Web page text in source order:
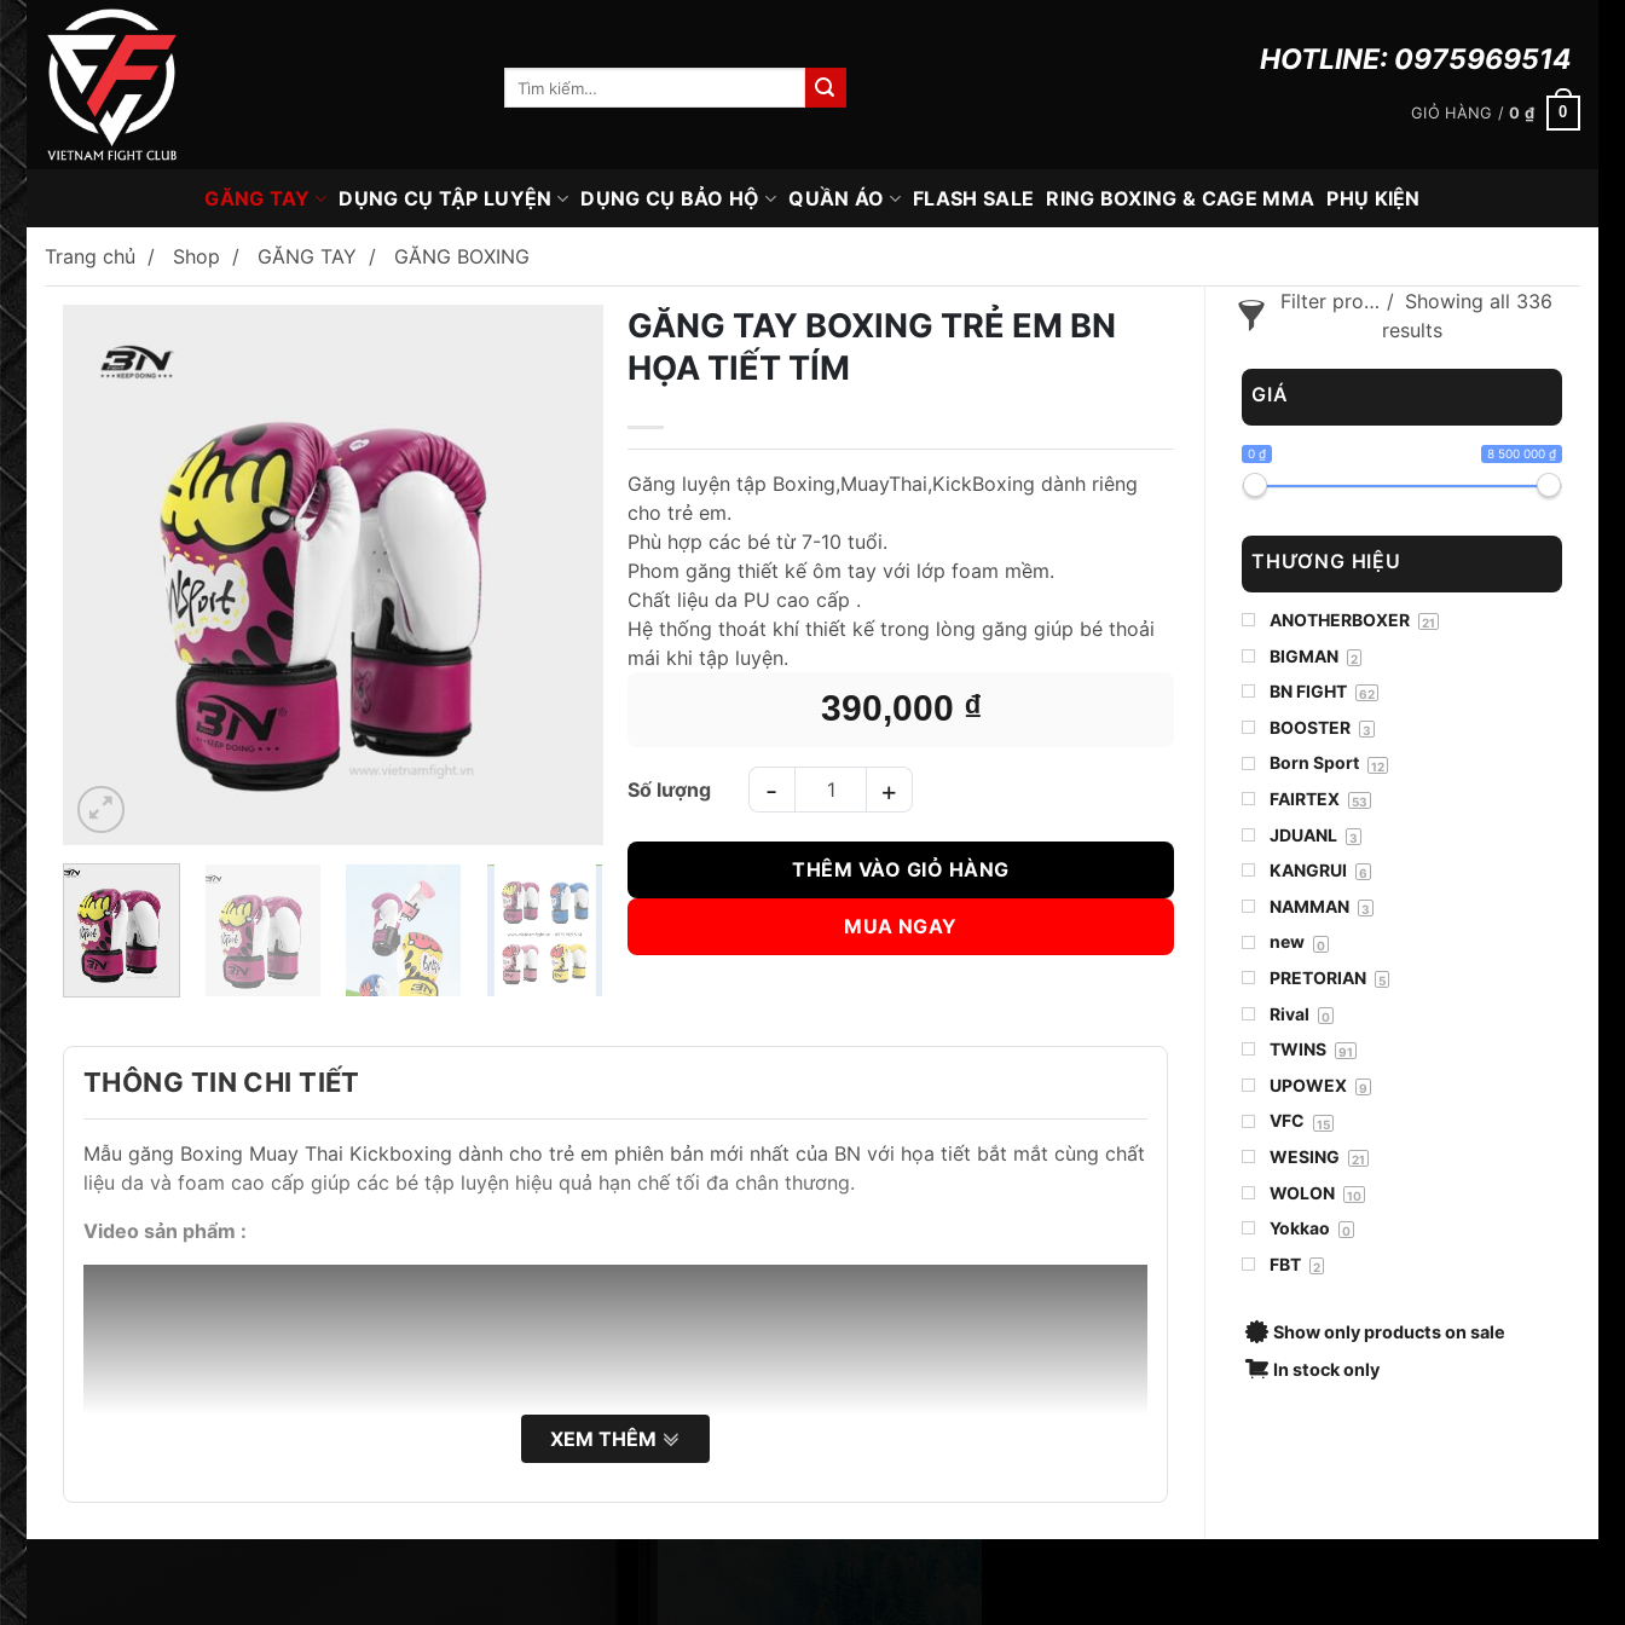
Skip
content
kiếm:
HOTLINE: 0975969514
GIỎ HÀNG /0 ₫ 0
GĂNG TAY DỤNG CỤ TẬP LUYỆN DỤNG CỤ BẢO HỘ QUẦN ÁO FLASH SALE RING BOXING & CAGE MMA PHỤ KIỆN
Trang chủ Shop GĂNG TAY
GĂNG BOXING
Filter products
Showing all 336
results
GIÁ
0 ₫ 8 500 000 ₫
THƯƠNG HIỆU
ANOTHERBOXER 21
BIGMAN 2
BN FIGHT 62
BOOSTER 3
Born Sport 12
FAIRTEX 53
JDUANL 3
KANGRUI 6
NAMMAN 3
new 0
PRETORIAN 5
Rival 0
TWINS 91
UPOWEX 9
VFC 15
WESING 21
WOLON 10
Yokkao 0
FBT 2
Show only products on sale
In stock only
GĂNG TAY BOXING TRẺ EM BN
HỌA TIẾT TÍM
390,000 ₫
Găng luyện tập Boxing,MuayThai,KickBoxing dành riêng
cho trẻ em.
Phù hợp các bé từ 7-10 tuổi.
Phom găng thiết kế ôm tay với lớp foam mềm.
Chất liệu da PU cao cấp .
Hệ thống thoát khí thiết kế trong lòng găng giúp bé thoải
mái khi tập luyện.
GĂNG TAY BOXING TRẺ EM BN HỌA TIẾT TÍM số lượng
THÊM VÀO GIỎ HÀNG
MUA NGAY
THÔNG TIN CHI TIẾT
Mẫu găng Boxing Muay Thai Kickboxing dành cho trẻ em phiên bản mới nhất của BN với họa tiết bắt mắt cùng chất
liệu da và foam cao cấp giúp các bé tập luyện hiệu quả hạn chế tối đa chân thương.
Video sản phẩm :
XEM THÊM